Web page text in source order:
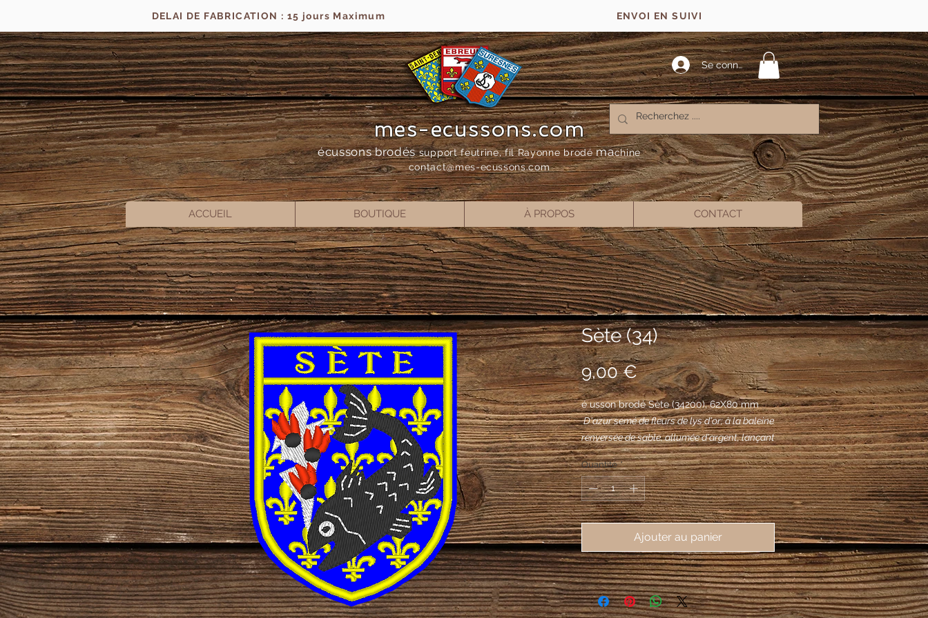
DELAI DE FABRICATION : 15 jours Maximum ENVOI EN SUIVI
Se connecter
mes-ecussons.com
écussons brodés support feutrine, fil Rayonne brodémachine
contact@mes-ecussons.com
ACCUEIL BOUTIQUE À PROPOS CONTACT
Sète (34)
9,00 €Prix
é usson brodé Sète (34200), 62X80 mm
D'azur semé de fleurs de lys d'or; à la baleine
renversée de sable, allumée d'argent, lançant
un jet d'obus du même et de trois grenades
de sable enflammées de gueules.
Quantité *
Ajouter au panier